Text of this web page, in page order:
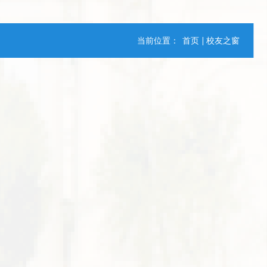
当前位置： 首页 校友之窗